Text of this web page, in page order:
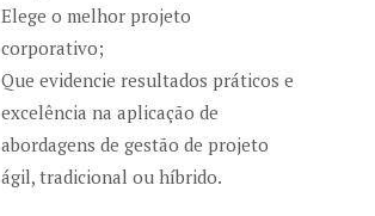
Elege o melhor projeto
corporativo;
Que evidencie resultados práticos e
excelência na aplicação de
abordagens de gestão de projeto
ágil, tradicional ou híbrido.